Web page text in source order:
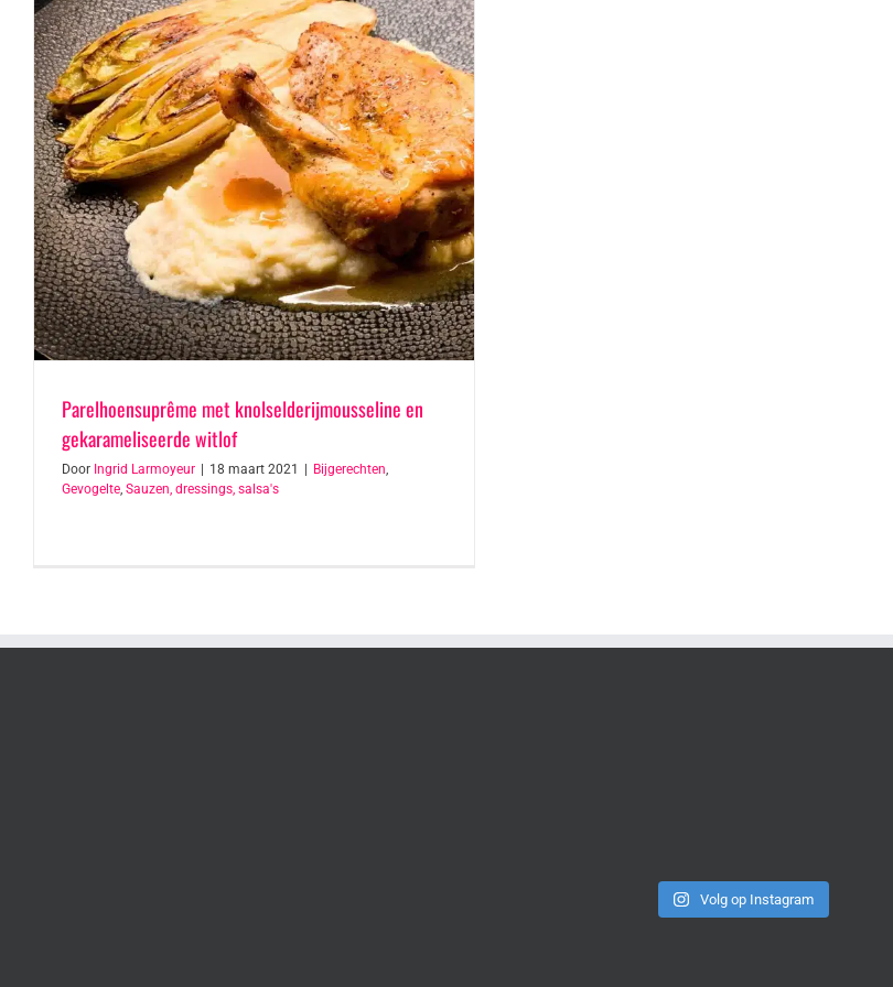
Parelhoensuprême met knolselderijmousseline en
gekarameliseerde witlof
Door Ingrid Larmoyeur 18 maart 2021 Bijgerechten,
Gevogelte, Sauzen, dressings, salsa's
Volg op Instagram